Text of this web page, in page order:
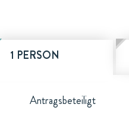
1 PERSON
Antragsbeteiligt